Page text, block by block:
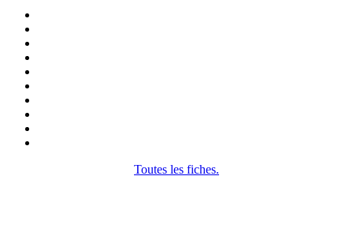
Toutes les fiches.